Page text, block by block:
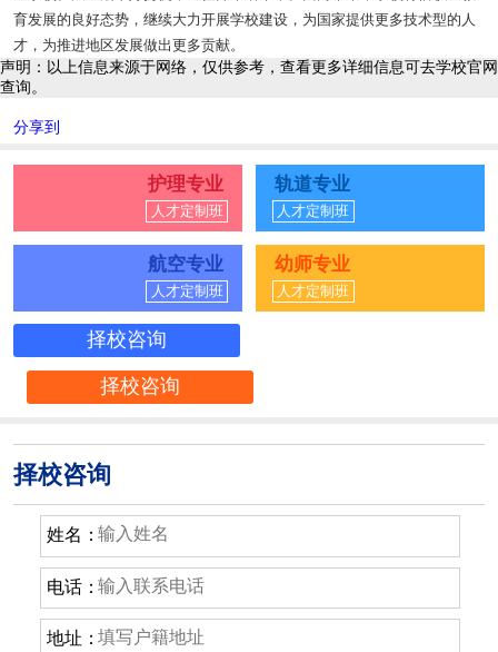
育发展的良好态势，继续大力开展学校建设，为国家提供更多技术型的人
才，为推进地区发展做出更多贡献。
声明：以上信息来源于网络，仅供参考，查看更多详细信息可去学校官网
查询。
分享到
护理专业
人才定制班
轨道专业
人才定制班
航空专业
人才定制班
幼师专业
人才定制班
择校咨询
择校咨询
择校咨询
姓名：
电话：
地址：